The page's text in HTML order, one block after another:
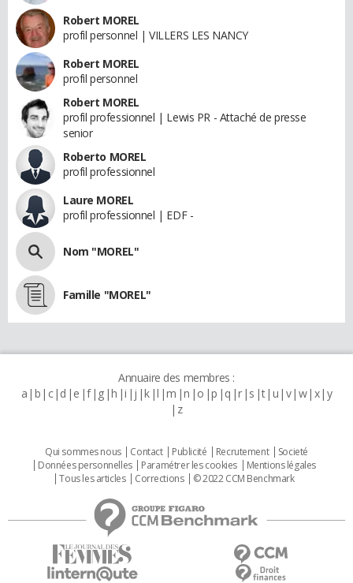
Robert MOREL
profil personnel | VILLERS LES NANCY
Robert MOREL
profil personnel
Robert MOREL
profil professionnel | Lewis PR - Attaché de presse
senior
Roberto MOREL
profil professionnel
Laure MOREL
profil professionnel | EDF -
Nom "MOREL"
Famille "MOREL"
Annuaire des membres :
a b c d e f g h i j k l m n o p q r s t u v w x y
z
Qui sommes nous Contact Publicité Recrutement
Societé
Données personnelles
Paramétrer les cookies
Mentions légales
Tous les articles
Corrections © 2022 CCM Benchmark